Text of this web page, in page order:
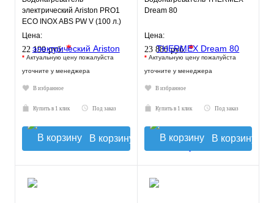
электрический Ariston PRO1
ECO INOX ABS PW V (100 л.)
настенный, нерж. сталь, ТЭН
Цена:
22 190 руб.*
* Актуальную цену пожалуйста
уточните у менеджера
В избранное
Купить в 1 клик Под заказ
В корзину
Dream 80
Цена:
23 880 руб.*
* Актуальную цену пожалуйста
уточните у менеджера
В избранное
Купить в 1 клик Под заказ
В корзину